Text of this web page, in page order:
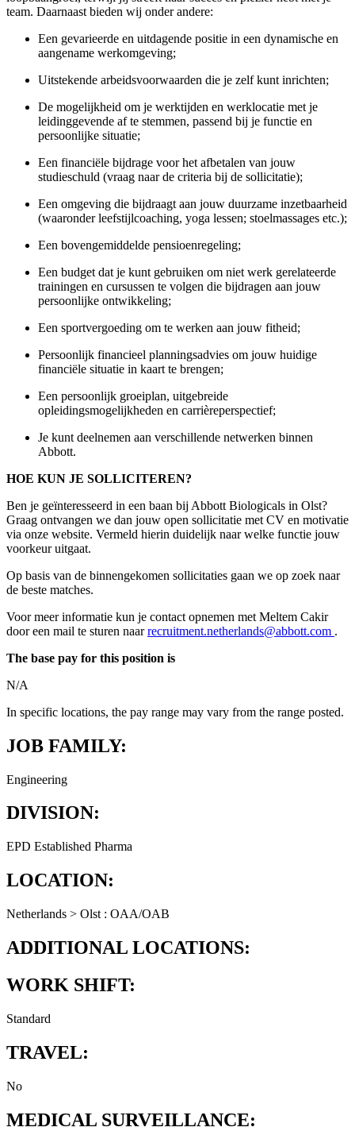
team. Daarnaast bieden wij onder andere:
Een gevarieerde en uitdagende positie in een dynamische en
aangename werkomgeving;
Uitstekende arbeidsvoorwaarden die je zelf kunt inrichten;
De mogelijkheid om je werktijden en werklocatie met je
leidinggevende af te stemmen, passend bij je functie en
persoonlijke situatie;
Een financiële bijdrage voor het afbetalen van jouw
studieschuld (vraag naar de criteria bij de sollicitatie);
Een omgeving die bijdraagt aan jouw duurzame inzetbaarheid
(waaronder leefstijlcoaching, yoga lessen; stoelmassages etc.);
Een bovengemiddelde pensioenregeling;
Een budget dat je kunt gebruiken om niet werk gerelateerde
trainingen en cursussen te volgen die bijdragen aan jouw
persoonlijke ontwikkeling;
Een sportvergoeding om te werken aan jouw fitheid;
Persoonlijk financieel planningsadvies om jouw huidige
financiële situatie in kaart te brengen;
Een persoonlijk groeiplan, uitgebreide
opleidingsmogelijkheden en carrièreperspectief;
Je kunt deelnemen aan verschillende netwerken binnen
Abbott.
HOE KUN JE SOLLICITEREN?
Ben je geïnteresseerd in een baan bij Abbott Biologicals in Olst?
Graag ontvangen we dan jouw open sollicitatie met CV en motivatie
via onze website. Vermeld hierin duidelijk naar welke functie jouw
voorkeur uitgaat.
Op basis van de binnengekomen sollicitaties gaan we op zoek naar
de beste matches.
Voor meer informatie kun je contact opnemen met Meltem Cakir
door een mail te sturen naarrecruitment.netherlands@abbott.com .
The base pay for this position is
N/A
In specific locations, the pay range may vary from the range posted.
JOB FAMILY:
Engineering
DIVISION:
EPD Established Pharma
LOCATION:
Netherlands > Olst : OAA/OAB
ADDITIONAL LOCATIONS:
WORK SHIFT:
Standard
TRAVEL:
No
MEDICAL SURVEILLANCE: